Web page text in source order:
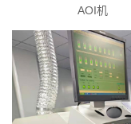
AOI机